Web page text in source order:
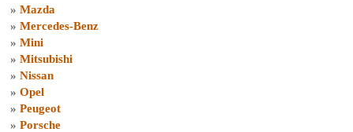
» Mazda
» Mercedes-Benz
» Mini
» Mitsubishi
» Nissan
» Opel
» Peugeot
» Porsche